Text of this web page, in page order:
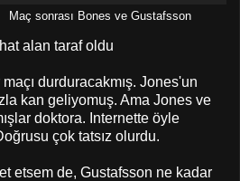
Maç sonrası Bones ve Gustafsson
alan taraf oldu
durduracakmış. Jones'un
kan geliyomuş. Ama Jones ve
doktora. Internette öyle
çok tatsız olurdu.
etsem de, Gustafsson ne kadar